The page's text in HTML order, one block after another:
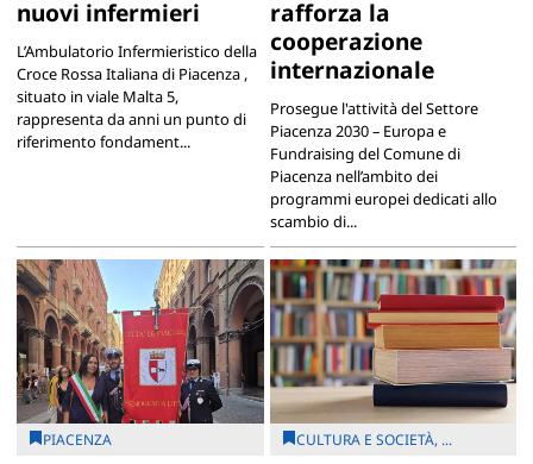
nuovi infermieri
L’Ambulatorio Infermieristico della
Croce Rossa Italiana di Piacenza ,
situato in viale Malta 5,
rappresenta da anni un punto di
riferimento fondament...
rafforza la
cooperazione
internazionale
Prosegue l'attività del Settore
Piacenza 2030 – Europa e
Fundraising del Comune di
Piacenza nell’ambito dei
programmi europei dedicati allo
scambio di...
PIACENZA CULTURA E SOCIETÀ, ...